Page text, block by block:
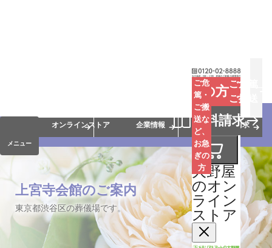
ご危
篤・
ご搬
送な
ど、
お急
ぎの
方
お急ぎの方ご危篤
ご搬送
資料請求
大野屋
のオン
ライン
ストア
メニュー
お仏壇
会員サービス
オンラインストア
企業情報 資料請求
上宮寺会館のご案内
東京都渋谷区の葬儀場です。